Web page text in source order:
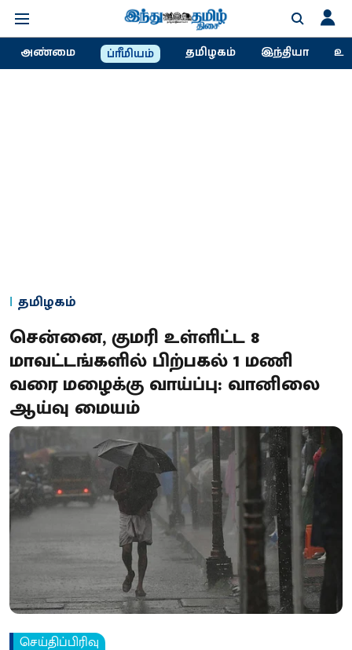
அண்மை ப்ரீமியம் தமிழகம் இந்தியா
தமிழகம்
சென்னை, குமரி உள்ளிட்ட 8
மாவட்டங்களில் பிற்பகல் 1 மணி
வரை மழைக்கு வாய்ப்பு: வானிலை
ஆய்வு மையம்
செய்திப்பிரிவு